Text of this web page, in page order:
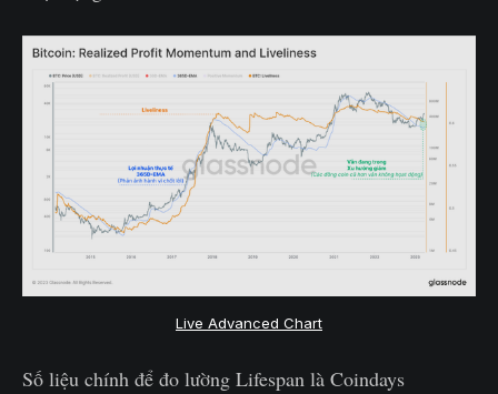
Live Advanced Chart
Số liệu chính để đo lường Lifespan là Coindays